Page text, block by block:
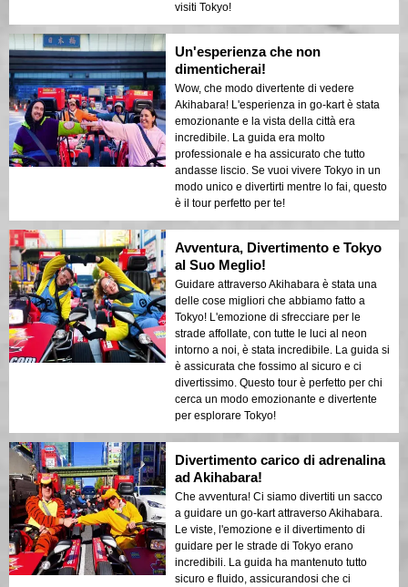
visiti Tokyo!
Un'esperienza che non
dimenticherai!
Wow, che modo divertente di vedere
Akihabara! L'esperienza in go-kart è stata
emozionante e la vista della città era
incredibile. La guida era molto
professionale e ha assicurato che tutto
andasse liscio. Se vuoi vivere Tokyo in un
modo unico e divertirti mentre lo fai, questo
è il tour perfetto per te!
Avventura, Divertimento e Tokyo
al Suo Meglio!
Guidare attraverso Akihabara è stata una
delle cose migliori che abbiamo fatto a
Tokyo! L'emozione di sfrecciare per le
strade affollate, con tutte le luci al neon
intorno a noi, è stata incredibile. La guida si
è assicurata che fossimo al sicuro e ci
divertissimo. Questo tour è perfetto per chi
cerca un modo emozionante e divertente
per esplorare Tokyo!
Divertimento carico di adrenalina
ad Akihabara!
Che avventura! Ci siamo divertiti un sacco
a guidare un go-kart attraverso Akihabara.
Le viste, l'emozione e il divertimento di
guidare per le strade di Tokyo erano
incredibili. La guida ha mantenuto tutto
sicuro e fluido, assicurandosi che ci